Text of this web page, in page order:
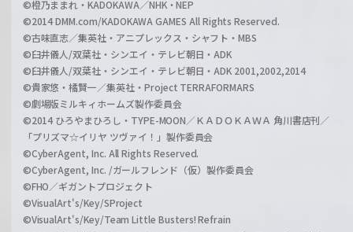
©橙乃ままれ・KADOKAWA／NHK・NEP
©2014 DMM.com/KADOKAWA GAMES All Rights Reserved.
©古味直志／集英社・アニプレックス・シャフト・MBS
©臼井儀人/双葉社・シンエイ・テレビ朝日・ADK
©臼井儀人/双葉社・シンエイ・テレビ朝日・ADK 2001,2002,2014
©貴家悠・橘賢一／集英社・Project TERRAFORMARS
©劇場版ミルキィホームズ製作委員会
©2014 ひろやまひろし・TYPE-MOON／ＫＡＤＯＫＡＷＡ 角川書店刊／
「プリズマ☆イリヤ ツヴァイ！」製作委員会
©CyberAgent, Inc. All Rights Reserved.
©CyberAgent, Inc. /ガールフレンド（仮）製作委員会
©FHO／ギガントプロジェクト
©VisualArt's/Key/SProject
©VisualArt's/Key/Team Little Busters! Refrain